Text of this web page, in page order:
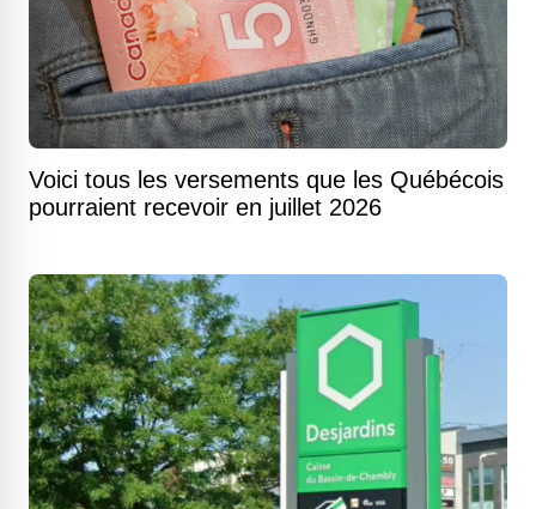
Voici tous les versements que les Québécois
pourraient recevoir en juillet 2026